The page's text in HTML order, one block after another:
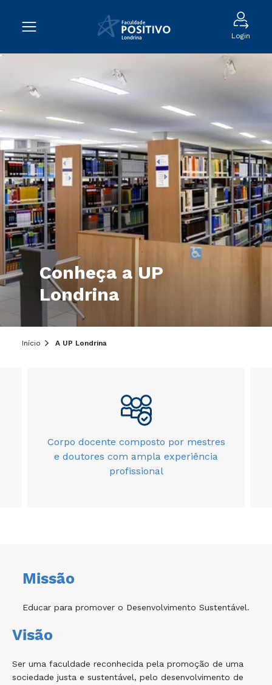
Login
Conheça a UP
Londrina
Início A UP Londrina
Corpo docente composto por mestres
e doutores com ampla experiência
profissional
Missão
Educar para promover o Desenvolvimento Sustentável.
Visão
Ser uma faculdade reconhecida pela promoção de uma
sociedade justa e sustentável, pelo desenvolvimento de